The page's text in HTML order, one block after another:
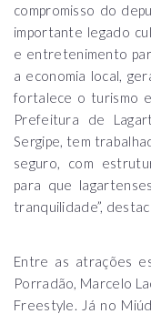
compromisso do
importante legado
e entretenimento
a economia local,
fortalece o turismo
Prefeitura de
Sergipe, tem
seguro, com
para que
tranquilidade”,
Entre as atrações
Porradão, Marcelo
Freestyle. Já no